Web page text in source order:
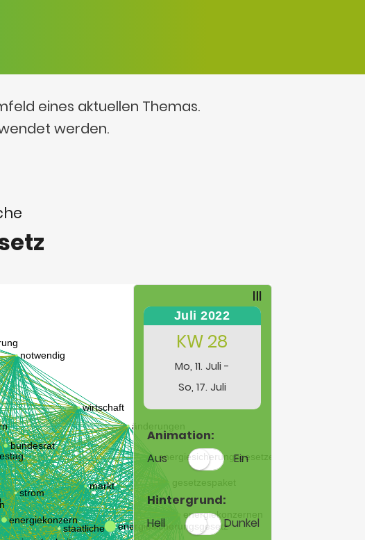
eines aktuellen Themas.
werden.
Juli 2022
KW 28
Mo, 11. Juli -
So, 17. Juli
Animation:
Aus
Ein
Hintergrund:
Hell
Dunkel